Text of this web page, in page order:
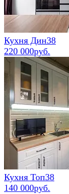
Кухня Дин38
220 000руб.
Кухня Топ38
140 000руб.